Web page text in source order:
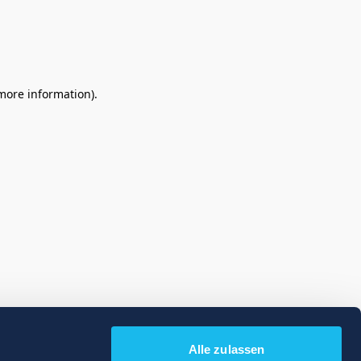
Alle zulassen
information).